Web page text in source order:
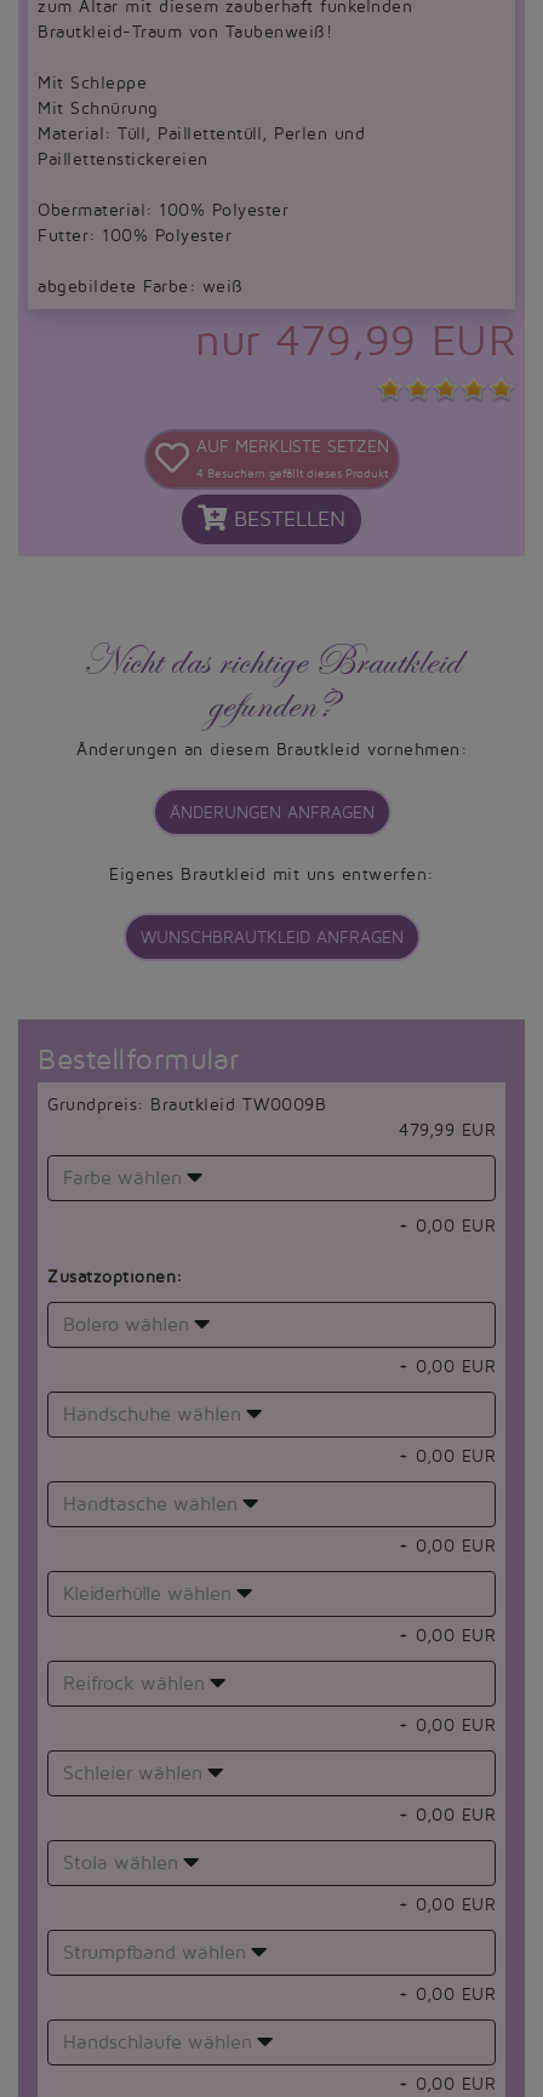
zum Altar mit diesem zauberhaft funkelnden
Brautkleid-Traum von Taubenweiß!
Mit Schleppe
Mit Schnürung
Material: Tüll, Paillettentüll, Perlen und
Paillettenstickereien
Obermaterial: 100% Polyester
Futter: 100% Polyester
abgebildete Farbe: weiß
nur 479,99 EUR
AUF MERKLISTE SETZEN
4 Besuchern gefällt dieses Produkt
BESTELLEN
Nicht das richtige Brautkleid
gefunden?
Änderungen an diesem Brautkleid vornehmen:
ÄNDERUNGEN ANFRAGEN
Eigenes Brautkleid mit uns entwerfen:
WUNSCHBRAUTKLEID ANFRAGEN
Bestellformular
Grundpreis: Brautkleid TW0009B
479,99 EUR
Farbe wählen
+ 0,00 EUR
Zusatzoptionen:
Bolero wählen
+ 0,00 EUR
Handschuhe wählen
+ 0,00 EUR
Handtasche wählen
+ 0,00 EUR
Kleiderhülle wählen
+ 0,00 EUR
Reifrock wählen
+ 0,00 EUR
Schleier wählen
+ 0,00 EUR
Stola wählen
+ 0,00 EUR
Strumpfband wählen
+ 0,00 EUR
Handschlaufe wählen
+ 0,00 EUR